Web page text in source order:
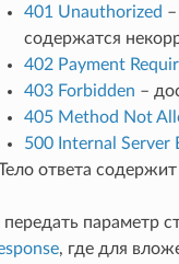
401 Unauthorized
содержатся
402 Payment
403 Forbidden –
405 Method Not
500 Internal Server
ответа содержит
параметр
, где для